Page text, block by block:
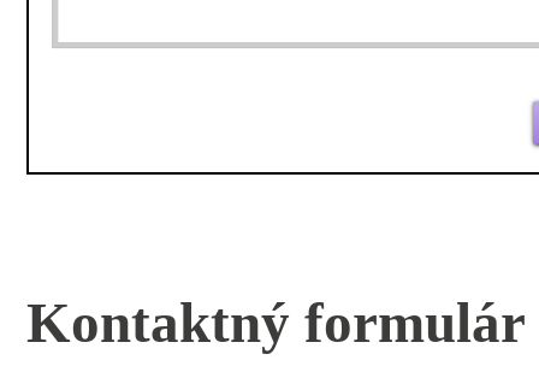
Kontaktný formulár